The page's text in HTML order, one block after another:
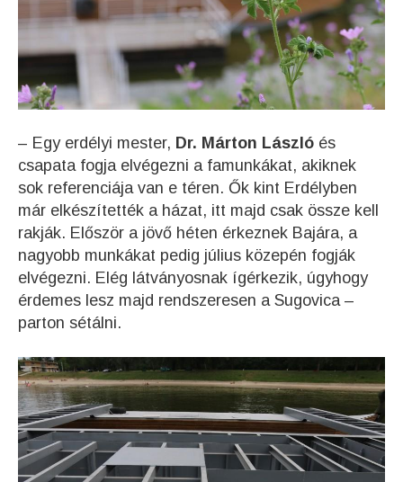
– Egy erdélyi mester, Dr. Márton László és
csapata fogja elvégezni a famunkákat, akiknek
sok referenciája van e téren. Ők kint Erdélyben
már elkészítették a házat, itt majd csak össze kell
rakják. Először a jövő héten érkeznek Bajára, a
nagyobb munkákat pedig július közepén fogják
elvégezni. Elég látványosnak ígérkezik, úgyhogy
érdemes lesz majd rendszeresen a Sugovica –
parton sétálni.